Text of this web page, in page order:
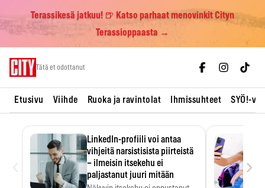
Terassikesä jatkuu! 🍺 Katso parhaat menovinkit Cityn
Terassioppaasta →
Tätä et odottanut
Etusivu Viihde Ruoka ja ravintolat Ihmissuhteet SYÖ!-
LinkedIn-profiili voi antaa
vihjeitä narsistisista piirteistä
– ilmeisin itsekehu ei
paljastanut juuri mitään
›